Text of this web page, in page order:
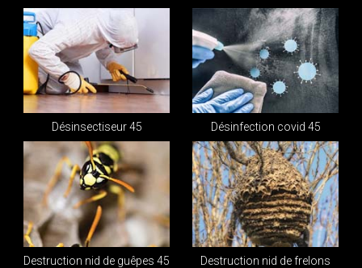
Désinsectiseur 45 Désinfection covid 45
Destruction nid de guêpes 45
Destruction nid de frelons